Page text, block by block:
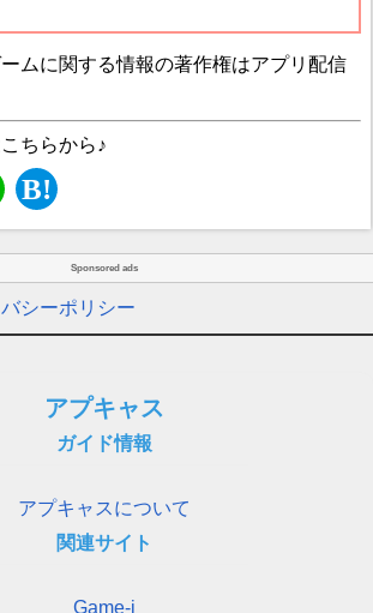
ムに関する情報の著作権はアプリ配信
ちらから♪
Sponsored ads
シーポリシー
アプキャス
ガイド情報
アプキャスについて
関連サイト
Game-i